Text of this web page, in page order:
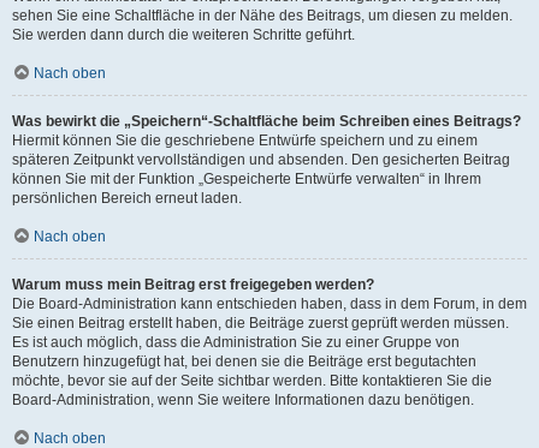
sehen Sie eine Schaltfläche in der Nähe des Beitrags, um diesen zu melden.
Sie werden dann durch die weiteren Schritte geführt.
Nach oben
Was bewirkt die „Speichern“-Schaltfläche beim Schreiben eines Beitrags?
Hiermit können Sie die geschriebene Entwürfe speichern und zu einem
späteren Zeitpunkt vervollständigen und absenden. Den gesicherten Beitrag
können Sie mit der Funktion „Gespeicherte Entwürfe verwalten“ in Ihrem
persönlichen Bereich erneut laden.
Nach oben
Warum muss mein Beitrag erst freigegeben werden?
Die Board-Administration kann entschieden haben, dass in dem Forum, in dem
Sie einen Beitrag erstellt haben, die Beiträge zuerst geprüft werden müssen.
Es ist auch möglich, dass die Administration Sie zu einer Gruppe von
Benutzern hinzugefügt hat, bei denen sie die Beiträge erst begutachten
möchte, bevor sie auf der Seite sichtbar werden. Bitte kontaktieren Sie die
Board-Administration, wenn Sie weitere Informationen dazu benötigen.
Nach oben